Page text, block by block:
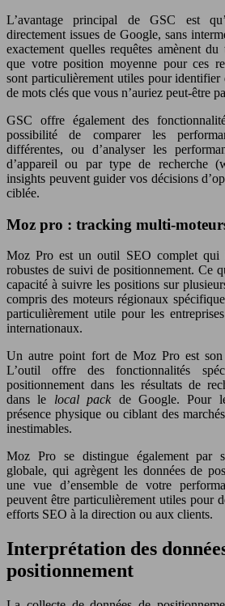
L’avantage principal de GSC est
directement issues de Google, sans
exactement quelles requêtes amènent
que votre position moyenne pour ces
sont particulièrement utiles pour identifier
de mots clés que vous n’auriez peut-être
GSC offre également des
possibilité de comparer les
différentes, ou d’analyser les
d’appareil ou par type de recherche
insights peuvent guider vos décisions
ciblée.
Moz pro : tracking multi-
Moz Pro est un outil SEO complet qui
robustes de suivi de positionnement. Ce
capacité à suivre les positions sur
compris des moteurs régionaux
particulièrement utile pour les
internationaux.
Un autre point fort de Moz Pro est
L’outil offre des fonctionnalités
positionnement dans les résultats de
dans le local pack de Google. Pour
présence physique ou ciblant des
inestimables.
Moz Pro se distingue également par
globale, qui agrègent les données de
une vue d’ensemble de votre
peuvent être particulièrement utiles pour
efforts SEO à la direction ou aux clients.
Interprétation des
positionnement